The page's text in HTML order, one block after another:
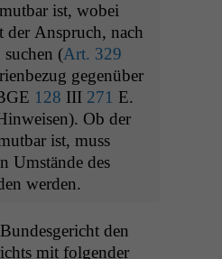
ist, wobei
der Anspruch, nach
suchen (Art. 329
gegenüber
128 III 271 E.
Ob der
ist, muss
Umstände des
werden.
den
mit fol­gen­der